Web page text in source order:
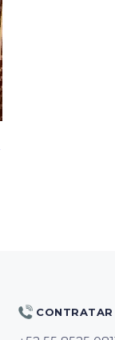
CONTRATAR